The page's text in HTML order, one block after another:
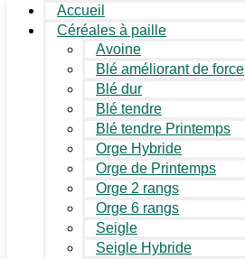
Accueil
Céréales à paille
Avoine
Blé améliorant de force
Blé dur
Blé tendre
Blé tendre Printemps
Orge Hybride
Orge de Printemps
Orge 2 rangs
Orge 6 rangs
Seigle
Seigle Hybride